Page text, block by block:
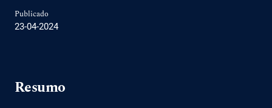
Publicado
23-04-2024
Resumo